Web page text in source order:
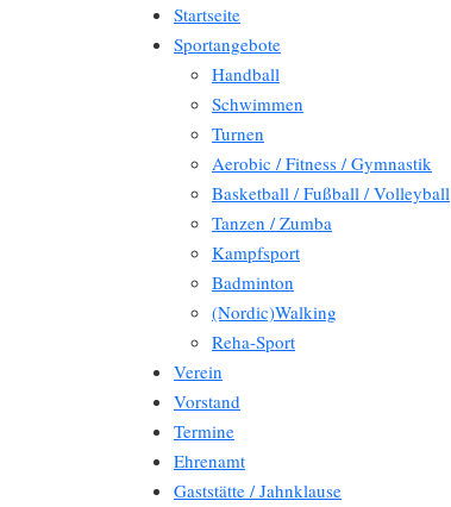
Startseite
Sportangebote
Handball
Schwimmen
Turnen
Aerobic / Fitness / Gymnastik
Basketball / Fußball / Volleyball
Tanzen / Zumba
Kampfsport
Badminton
(Nordic)Walking
Reha-Sport
Verein
Vorstand
Termine
Ehrenamt
Gaststätte / Jahnklause